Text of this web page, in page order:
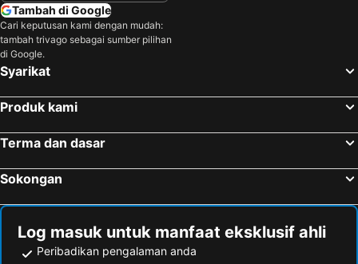
Tambah di Google
Cari keputusan kami dengan mudah:
tambah trivago sebagai sumber pilihan
di Google.
Syarikat
Produk kami
Terma dan dasar
Sokongan
Log masuk untuk manfaat eksklusif ahli
Peribadikan pengalaman anda